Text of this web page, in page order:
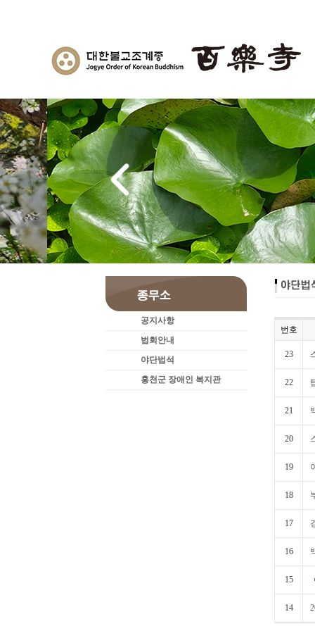
공지사항
법회안내
야단법석
홍천군 장애인 복지관
번호
23
22
21
20
19
18
17
16
15
14